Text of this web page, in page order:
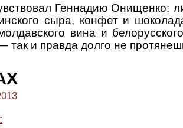
Геннадию Онищенко:
сыра, конфет и
вина и
так и правда долго не